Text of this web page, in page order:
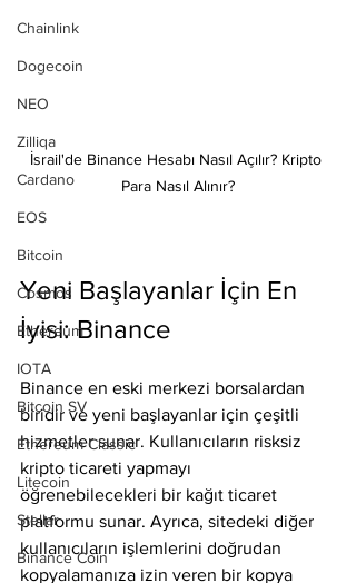
Chainlink
Dogecoin
NEO
Zilliqa
Cardano
EOS
Bitcoin
Cosmos
Ethereum
IOTA
Bitcoin SV
Ethereum Classic
Litecoin
Stellar
Binance Coin
İsrail'de Binance Hesabı Nasıl Açılır? Kripto
Para Nasıl Alınır?
Yeni Başlayanlar İçin En
İyisi: Binance
Binance en eski merkezi borsalardan
biridir ve yeni başlayanlar için çeşitli
hizmetler sunar. Kullanıcıların risksiz
kripto ticareti yapmayı
öğrenebilecekleri bir kağıt ticaret
platformu sunar. Ayrıca, sitedeki diğer
kullanıcıların işlemlerini doğrudan
kopyalamanıza izin veren bir kopya